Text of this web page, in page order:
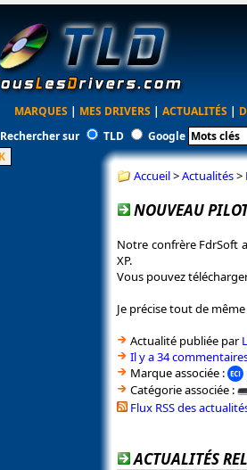
MARQUES | MES DRIVERS | ACTUALITÉS |
Rechercher sur
TLD Google
Accueil>Actualités>
NOUVEAU
Notre confrère FdrSoft
XP.
Vous pouvez
Je précise tout de
Actualité publiée par
Il y a 34
Marque associée :
Catégorie associée :
Flux RSS des
ACTUALITÉS